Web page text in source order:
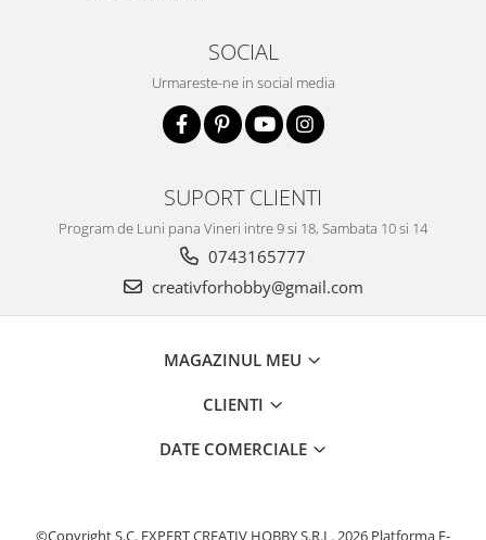
SOCIAL
Urmareste-ne in social media
SUPORT CLIENTI
Program de Luni pana Vineri intre 9 si 18, Sambata 10 si 14
0743165777
creativforhobby@gmail.com
MAGAZINUL MEU
CLIENTI
DATE COMERCIALE
©Copyright S.C. EXPERT CREATIV HOBBY S.R.L. 2026 Platforma E-